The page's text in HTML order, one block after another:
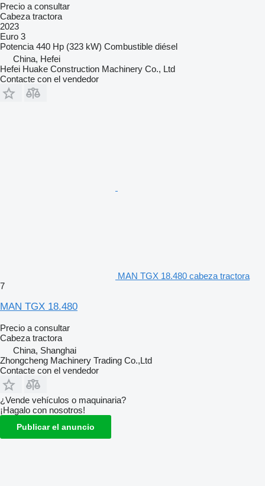
Precio a consultar
Cabeza tractora
2023
Euro 3
Potencia 440 Hp (323 kW) Combustible diésel
China, Hefei
Hefei Huake Construction Machinery Co., Ltd
Contacte con el vendedor
MAN TGX 18.480 cabeza tractora
7
MAN TGX 18.480
Precio a consultar
Cabeza tractora
China, Shanghai
Zhongcheng Machinery Trading Co.,Ltd
Contacte con el vendedor
¿Vende vehículos o maquinaria?
¡Hagalo con nosotros!
Publicar el anuncio